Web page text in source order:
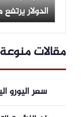
الدولار
مقالات منوعة
سعر اليورو اليوم